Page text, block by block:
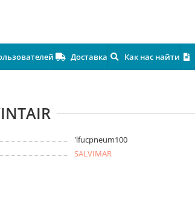
Доставка Как нас найти
'lfucpneum100
SALVIMAR